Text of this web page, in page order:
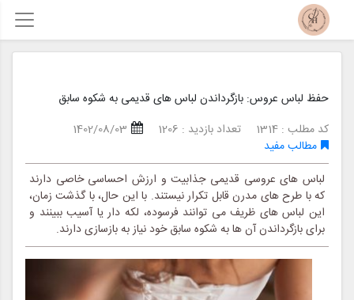
حفظ لباس عروس: بازگرداندن لباس های قدیمی به شکوه سابق
کد مطلب : 1314
تعداد بازدید : 1206
1402/08/03
مطالب مفید
لباس های عروسی قدیمی جذابیت و ارزش احساسی خاصی دارند
که با طرح های مدرن قابل تکرار نیستند. با این حال، با گذشت زمان،
این لباس های ظریف می توانند فرسوده، لکه دار یا آسیب ببینند و
برای بازگرداندن آن ها به شکوه سابق خود نیاز به بازسازی دارند.